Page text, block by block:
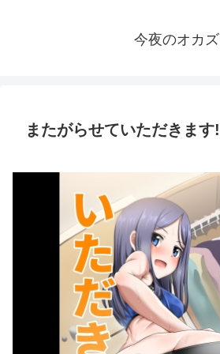
今夜のオカズ
またがらせていただきます!